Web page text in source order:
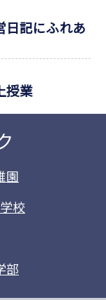
日記にふれあ
授業
園
校
部